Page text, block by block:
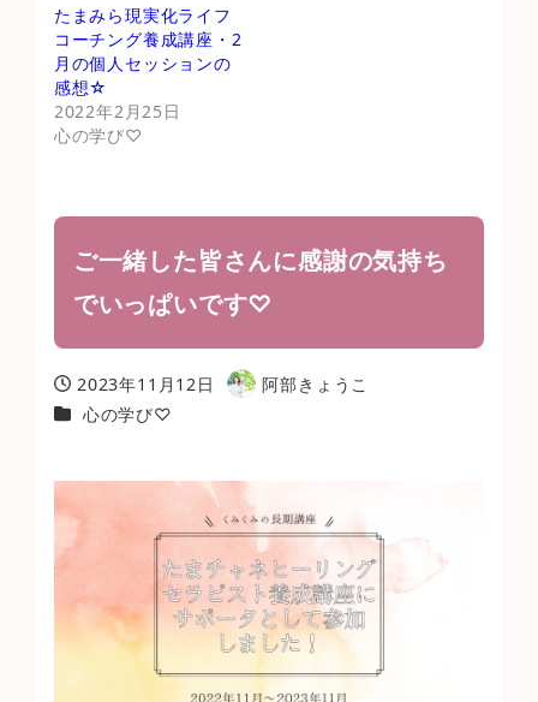
たまみら現実化ライフ
コーチング養成講座・2
月の個人セッションの
感想☆
2022年2月25日
心の学び♡
ご一緒した皆さんに感謝の気持ち
でいっぱいです♡
投稿日
2023年11月12日
著
阿部きょうこ
カテゴリー
心の学び♡